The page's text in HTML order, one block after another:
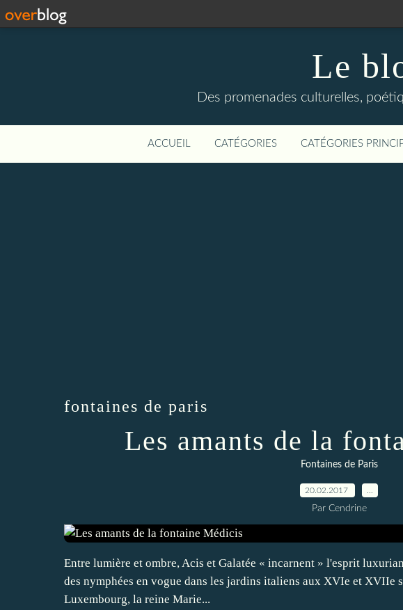
Le
Des promenades culturelles,
ACCUEIL CATÉGORIES CATÉGORIES
fontaines de paris
Les amants de la
Fontaines de Paris
20.02.2017
Par Cendrine
Entre lumière et ombre, Acis et Galatée « incarnent » l'esprit
des nymphées en vogue dans les jardins italiens aux XVIe et XVIIe
Luxembourg, la reine Marie...